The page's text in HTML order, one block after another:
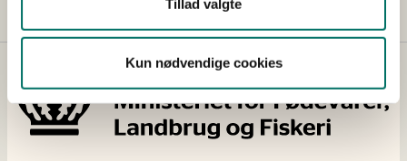
Tillad valgte
Kun nødvendige cookies